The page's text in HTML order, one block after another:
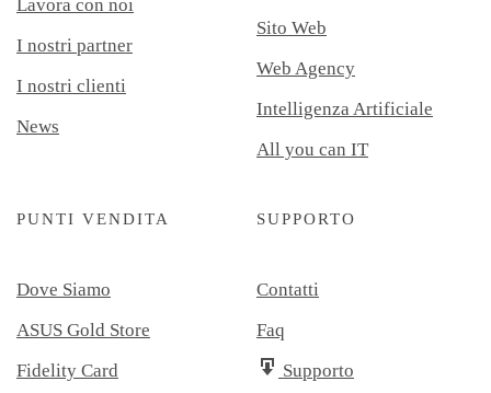
Lavora con noi
I nostri partner
I nostri clienti
News
Sito Web
Web Agency
Intelligenza Artificiale
All you can IT
PUNTI VENDITA
Dove Siamo
ASUS Gold Store
Fidelity Card
SUPPORTO
Contatti
Faq
Supporto